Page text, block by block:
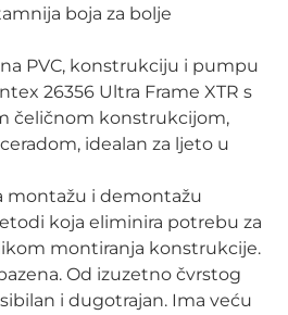
boja za bolje
na PVC, konstrukciju i pumpu
26356 Ultra Frame XTR s
čeličnom konstrukcijom,
idealan za ljeto u
montažu i demontažu
koja eliminira potrebu za
montiranja konstrukcije.
Od izuzetno čvrstog
i dugotrajan. Ima veću